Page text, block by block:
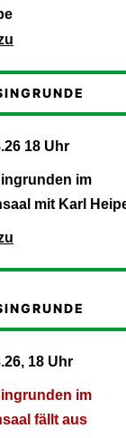
18 Uhr
im
mit Karl
18 Uhr
im
fällt aus